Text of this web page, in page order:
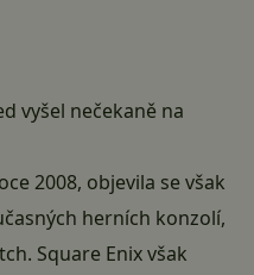
vyšel nečekaně na
2008, objevila se však
herních konzolí,
Square Enix však